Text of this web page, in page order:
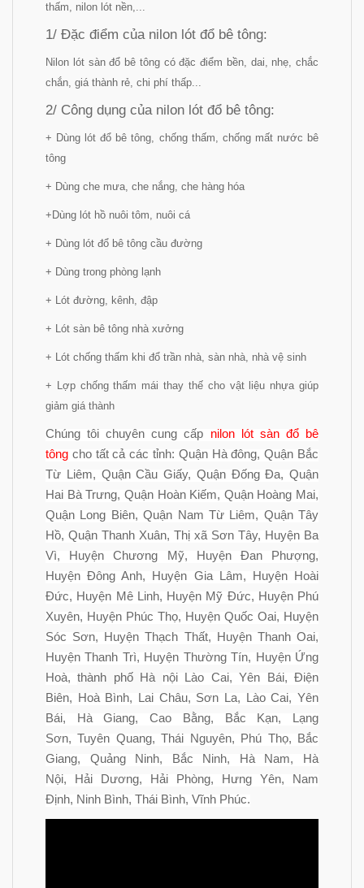
thấm, nilon lót nền,...
1/ Đặc điểm của nilon lót đổ bê tông:
Nilon lót sàn đổ bê tông có đặc điểm bền, dai, nhẹ, chắc
chắn, giá thành rẻ, chi phí thấp...
2/ Công dụng của nilon lót đổ bê tông:
+ Dùng lót đổ bê tông, chống thấm, chống mất nước bê
tông
+ Dùng che mưa, che nắng, che hàng hóa
+Dùng lót hồ nuôi tôm, nuôi cá
+ Dùng lót đổ bê tông cầu đường
+ Dùng trong phòng lạnh
+ Lót đường, kênh, đập
+ Lót sàn bê tông nhà xưởng
+ Lót chống thấm khi đổ trần nhà, sàn nhà, nhà vệ sinh
+ Lợp chống thấm mái thay thế cho vật liệu nhựa giúp
giảm giá thành
Chúng tôi chuyên cung cấp nilon lót sàn đổ bê
tông cho tất cả các tỉnh: Quận Hà đông, Quận Bắc
Từ Liêm, Quận Cầu Giấy, Quận Đống Đa, Quận
Hai Bà Trưng, Quận Hoàn Kiếm, Quận Hoàng Mai,
Quận Long Biên, Quận Nam Từ Liêm, Quận Tây
Hồ, Quận Thanh Xuân, Thị xã Sơn Tây, Huyện Ba
Vì, Huyện Chương Mỹ, Huyện Đan Phượng,
Huyện Đông Anh, Huyện Gia Lâm, Huyện Hoài
Đức, Huyện Mê Linh, Huyện Mỹ Đức, Huyện Phú
Xuyên, Huyện Phúc Thọ, Huyện Quốc Oai, Huyện
Sóc Sơn, Huyện Thạch Thất, Huyện Thanh Oai,
Huyện Thanh Trì, Huyện Thường Tín, Huyện Ứng
Hoà,thành phố Hà nội Lào Cai, Yên Bái, Điện
Biên, Hoà Bình, Lai Châu, Sơn La, Lào Cai, Yên
Bái, Hà Giang, Cao Bằng, Bắc Kạn, Lạng
Sơn, Tuyên Quang, Thái Nguyên, Phú Thọ, Bắc
Giang, Quảng Ninh, Bắc Ninh, Hà Nam, Hà
Nội, Hải Dương, Hải Phòng, Hưng Yên, Nam
Định, Ninh Bình, Thái Bình, Vĩnh Phúc.